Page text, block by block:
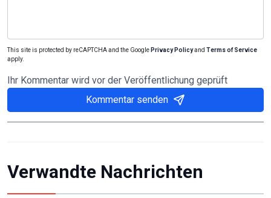
This site is protected by reCAPTCHA and the Google Privacy Policyand Terms of Service
apply.
Ihr Kommentar wird vor der Veröffentlichung geprüft
Kommentar senden
Verwandte Nachrichten